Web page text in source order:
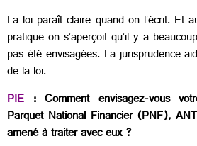
La loi paraît claire quand on l’écrit. Et
pratique on s’aperçoit qu’il y a
pas été envisagées. La jurisprudence
de la loi.
PIE : Comment envisagez-vous
Parquet National Financier (PNF),
amené à traiter avec eux ?